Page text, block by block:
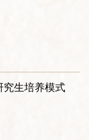
究生培养模式